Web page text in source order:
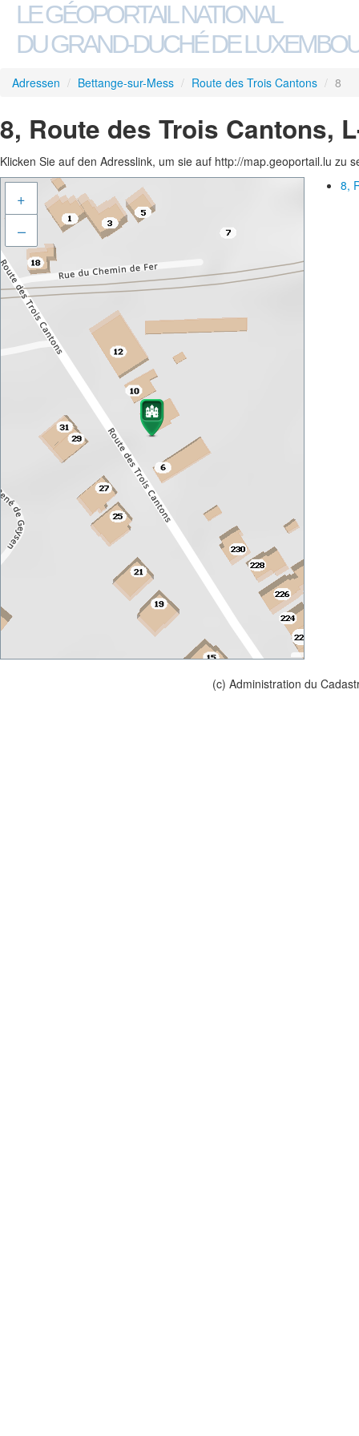
LE GÉOPORTAIL NATIONAL
DU GRAND-DUCHÉ DE
Adressen / Bettange-sur-Mess / Route des Trois Cantons / 8
8, Route des Trois Cantons,
Klicken Sie auf den Adresslink, um sie auf http://map.geoportail.lu zu
+
–
8,
(c) Administration du